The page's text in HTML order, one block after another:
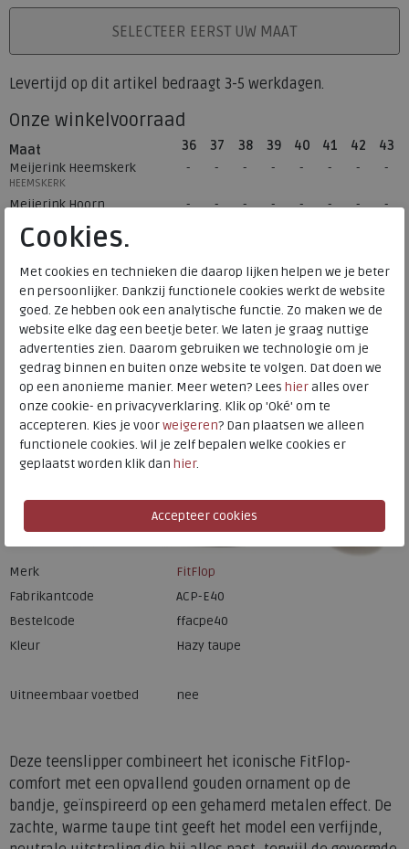
Deze teenslipper combineert het iconische FitFlop-
comfort met een opvallend gouden ornament op de
bandje, geïnspireerd op een gehamerd metalen effect. De
zachte, warme taupe tint geeft het model een verfijnde,
PLAATS IN WINKELMANDSELECTEER EERST UW MAAT
Levertijd op dit artikel bedraagt 3-5 werkdagen.
Onze winkelvoorraad
Maat 36 37 38 39 40 41 42
43
Meijerink Heemskerk
HEEMSKERK
Meijerink Hoorn
Hulp nodig? bel:0229 760 760
Gratis verzending binnen Nederland*
Voor 14:00 uur besteld = dezelfde werkdag verzonden*
Altijd retourneren, binnen 1 werkdag terugbetaald
Alternatieve kleuren
Merk
FitFlop
Fabrikantcode
ACP-E40
Bestelcode
ffacpe40
Kleur
Hazy taupe
Uitneembaar voetbed nee
Cookies.
Met cookies en technieken die daarop lijken helpen we je beter
en persoonlijker. Dankzij functionele cookies werkt de website
goed. Ze hebben ook een analytische functie. Zo maken we de
website elke dag een beetje beter. We laten je graag nuttige
advertenties zien. Daarom gebruiken we technologie om je
gedrag binnen en buiten onze website te volgen. Dat doen we
op een anonieme manier. Meer weten? Lees hieralles over
onze cookie- en privacyverklaring. Klik op 'Oké' om te
accepteren. Kies je voorweigeren? Dan plaatsen we alleen
functionele cookies. Wil je zelf bepalen welke cookies er
geplaatst worden klik dan hier.